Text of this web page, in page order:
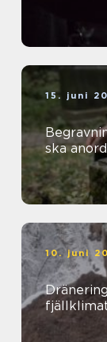
15. juni
ska
10. juni
Dränering Åre trygg